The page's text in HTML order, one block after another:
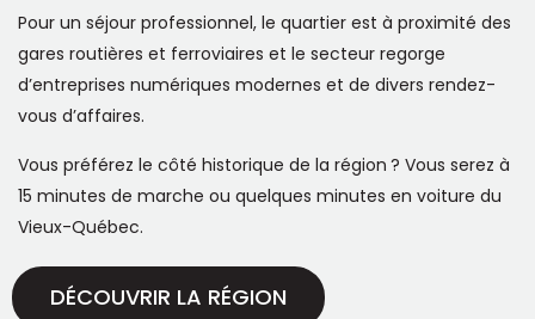
Pour un séjour professionnel, le quartier est à proximité des
gares routières et ferroviaires et le secteur regorge
d’entreprises numériques modernes et de divers rendez-
vous d’affaires.
Vous préférez le côté historique de la région ? Vous serez à
15 minutes de marche ou quelques minutes en voiture du
Vieux-Québec.
DÉCOUVRIR LA RÉGION